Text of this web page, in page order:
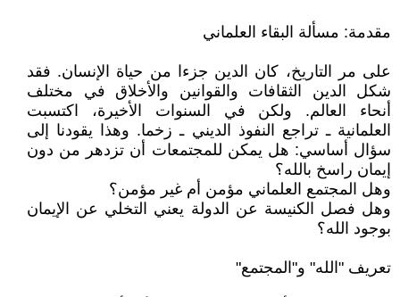
مقدمة: مسألة البقاء العلماني
على مر التاريخ، كان الدين جزءا من حياة الإنسان. فقد
شكل الدين الثقافات والقوانين والأخلاق في مختلف
أنحاء العالم. ولكن في السنوات الأخيرة، اكتسبت
العلمانية ـ تراجع النفوذ الديني ـ زخما. وهذا يقودنا إلى
سؤال أساسي: هل يمكن للمجتمعات أن تزدهر من دون
إيمان راسخ بالله؟
وهل المجتمع العلماني مؤمن أم غير مؤمن؟
وهل فصل الكنيسة عن الدولة يعني التخلي عن الإيمان
بوجود الله؟
تعريف "الله" و"المجتمع"